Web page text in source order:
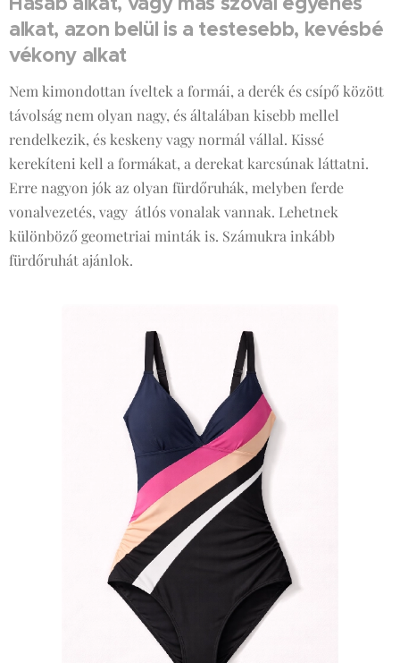
alkat, azon belül is a testesebb, kevésbé
vékony alkat
Nem kimondottan íveltek a formái, a derék és csípő között
távolság nem olyan nagy, és általában kisebb mellel
rendelkezik, és keskeny vagy normál vállal. Kissé
kerekíteni kell a formákat, a derekat karcsúnak láttatni.
Erre nagyon jók az olyan fürdőruhák, melyben ferde
vonalvezetés, vagy átlós vonalak vannak. Lehetnek
különböző geometriai minták is. Számukra inkább
fürdőruhát ajánlok.